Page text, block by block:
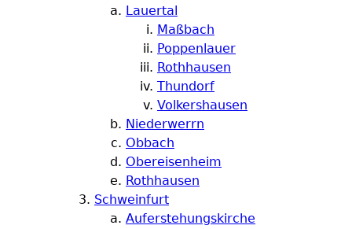
Lauertal
Maßbach
Poppenlauer
Rothhausen
Thundorf
Volkershausen
Niederwerrn
Obbach
Obereisenheim
Rothhausen
Schweinfurt
Auferstehungskirche